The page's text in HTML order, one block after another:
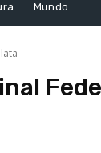
Mundo